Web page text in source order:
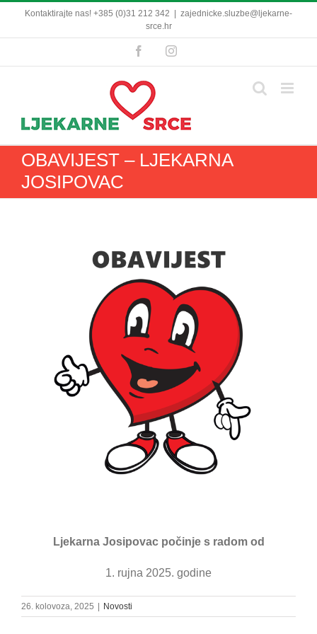
content
Kontaktirajte nas! +385 (0)31 212 342
zajednicke.sluzbe@ljekarne-
srce.hr
FacebookInstagram
OBAVIJEST – LJEKARNA
JOSIPOVAC
Ljekarna Josipovac počinje s radom od
1. rujna 2025. godine
26. kolovoza, 2025 Novosti